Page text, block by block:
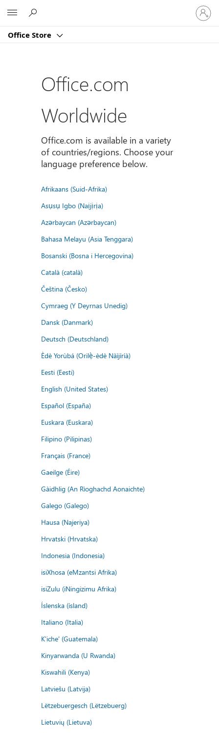
Office Store
Sign
in
to
account
Office.com
Worldwide
Office.com is available in a variety
of countries/regions. Choose your
language preference below.
Afrikaans (Suid-Afrika)
Asụsụ Igbo (Naịjịrịa)
Azərbaycan (Azərbaycan)
Bahasa Melayu (Asia Tenggara)
Bosanski (Bosna i Hercegovina)
Català (català)
Čeština (Česko)
Cymraeg (Y Deyrnas Unedig)
Dansk (Danmark)
Deutsch (Deutschland)
Èdè Yorùbá (Orilẹ̀-èdè Nàìjíríà)
Eesti (Eesti)
English (United States)
Español (España)
Euskara (Euskara)
Filipino (Pilipinas)
Français (France)
Gaeilge (Éire)
Gàidhlig (An Rìoghachd Aonaichte)
Galego (Galego)
Hausa (Najeriya)
Hrvatski (Hrvatska)
Indonesia (Indonesia)
isiXhosa (eMzantsi Afrika)
isiZulu (iNingizimu Afrika)
Íslenska (ísland)
Italiano (Italia)
K'iche' (Guatemala)
Kinyarwanda (U Rwanda)
Kiswahili (Kenya)
Latviešu (Latvija)
Lëtzebuergesch (Lëtzebuerg)
Lietuvių (Lietuva)